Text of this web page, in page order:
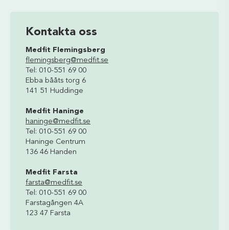
Kontakta oss
Medfit Flemingsberg
flemingsberg@medfit.se
Tel: 010-551 69 00
Ebba bååts torg 6
141 51 Huddinge
Medfit Haninge
haninge@medfit.se
Tel: 010-551 69 00
Haninge Centrum
136 46 Handen
Medfit Farsta
farsta@medfit.se
Tel: 010-551 69 00
Farstagången 4A
123 47 Farsta